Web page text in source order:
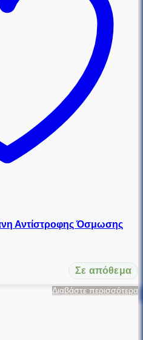
Αντίστροφης Όσμωσης
Σε απόθεμα
Διαβάστε περισσότερα